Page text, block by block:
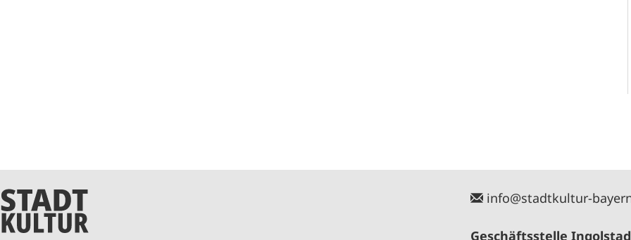
info@stadtkultur-
Geschäftsstelle